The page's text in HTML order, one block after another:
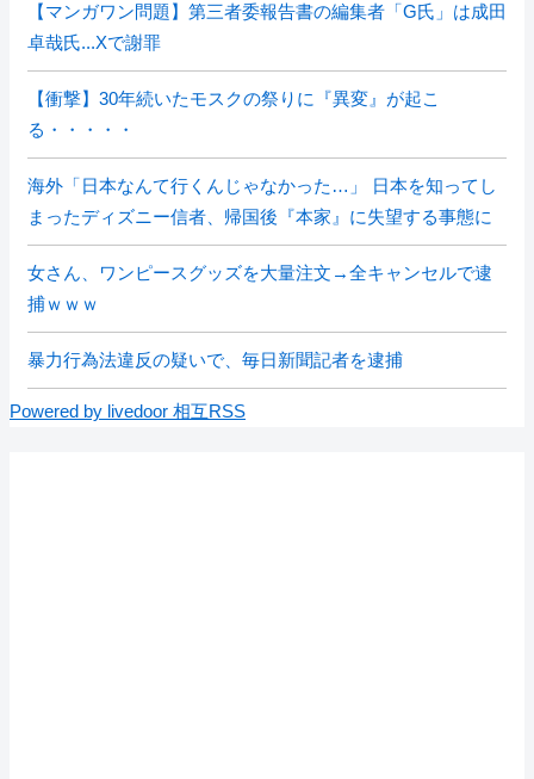
【マンガワン問題】第三者委報告書の編集者「G氏」は成田
卓哉氏...Xで謝罪
【衝撃】30年続いたモスクの祭りに『異変』が起こ
る・・・・・
海外「日本なんて行くんじゃなかった…」 日本を知ってし
まったディズニー信者、帰国後『本家』に失望する事態に
女さん、ワンピースグッズを大量注文→全キャンセルで逮
捕ｗｗｗ
暴力行為法違反の疑いで、毎日新聞記者を逮捕
Powered by livedoor 相互RSS